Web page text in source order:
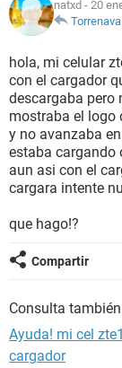
natxd - 20
Torrenava
hola, mi celular
con el cargador
descargaba pero
mostraba el logo
y no avanzaba
estaba cargando
aun asi con el
cargara intente
que hago!?
Compartir
Consulta
Ayuda! mi cel
cargador